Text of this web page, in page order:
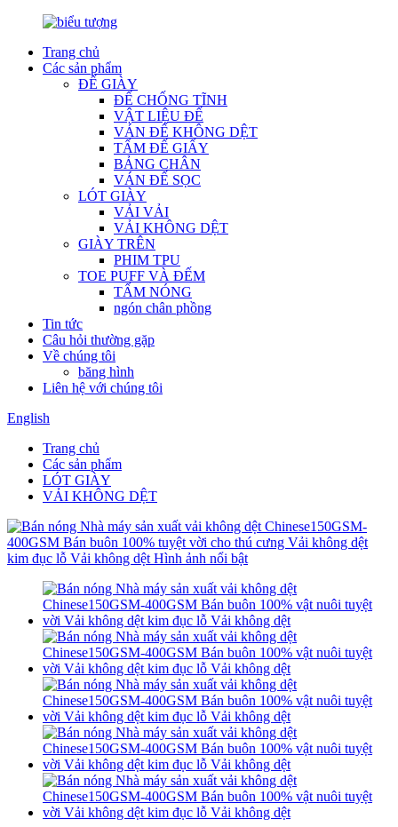
Trang chủ
Các sản phẩm
ĐẾ GIÀY
ĐẾ CHỐNG TĨNH
VẬT LIỆU ĐẾ
VÁN ĐẾ KHÔNG DỆT
TẤM ĐẾ GIẤY
BẢNG CHÂN
VÁN ĐẾ SỌC
LÓT GIÀY
VẢI VẢI
VẢI KHÔNG DỆT
GIÀY TRÊN
PHIM TPU
TOE PUFF VÀ ĐẾM
TẤM NÓNG
ngón chân phồng
Tin tức
Câu hỏi thường gặp
Về chúng tôi
băng hình
Liên hệ với chúng tôi
English
Trang chủ
Các sản phẩm
LÓT GIÀY
VẢI KHÔNG DỆT